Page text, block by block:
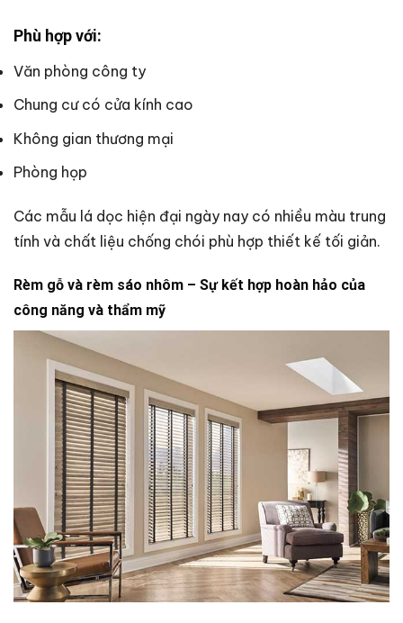
Phù hợp với:
Văn phòng công ty
Chung cư có cửa kính cao
Không gian thương mại
Phòng họp
Các mẫu lá dọc hiện đại ngày nay có nhiều màu trung
tính và chất liệu chống chói phù hợp thiết kế tối giản.
Rèm gỗ và rèm sáo nhôm – Sự kết hợp hoàn hảo của
công năng và thẩm mỹ